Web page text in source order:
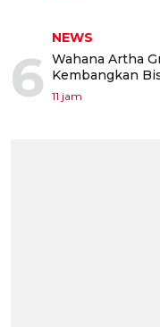
6
NEWS
Wahana Artha
Kembangkan
11 jam